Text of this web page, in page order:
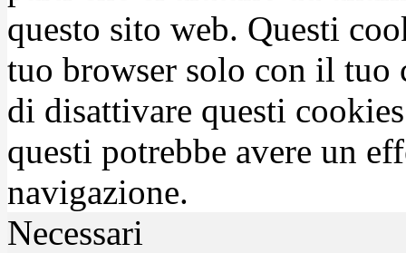
questo sito web. Questi
tuo browser solo con il tuo
di disattivare questi
questi potrebbe avere un
navigazione.
Necessari